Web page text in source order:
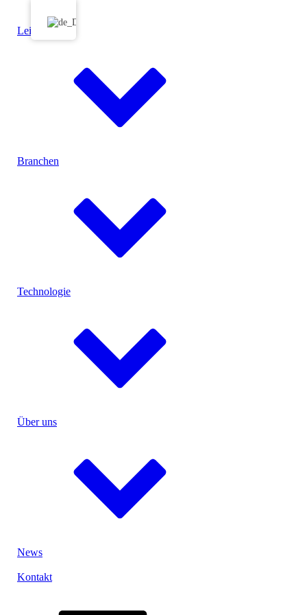
Leistungen
Konfektionierung
Ultraschallschweißen
Entwicklung & Konstruktion
Branchen
Medizin
Sicherheit
Ihre Idee, unsere Lösung
Technologie
Lithium-Ionen-Akku
Lithium-Eisen-Phosphat-Akku
Über uns
News
Kontakt